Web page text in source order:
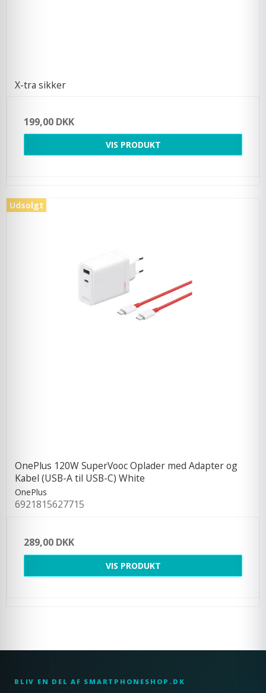
X-tra sikker
199,00 DKK
VIS PRODUKT
Udsolgt
OnePlus 120W SuperVooc Oplader med Adapter og
Kabel (USB-A til USB-C) White
OnePlus
6921815627715
289,00 DKK
VIS PRODUKT
BLIV EN DEL AF SMARTPHONESHOP.DK